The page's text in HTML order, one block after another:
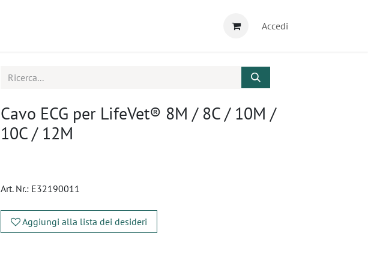
Accedi
Cavo ECG per LifeVet® 8M / 8C / 10M /
10C / 12M
Art. Nr.: E32190011
Aggiungi alla lista dei desideri